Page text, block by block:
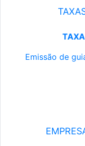
Emissão de